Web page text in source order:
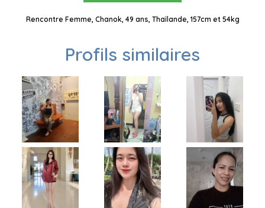
Rencontre Femme, Chanok, 49 ans, Thaïlande, 157cm et 54kg
Profils similaires